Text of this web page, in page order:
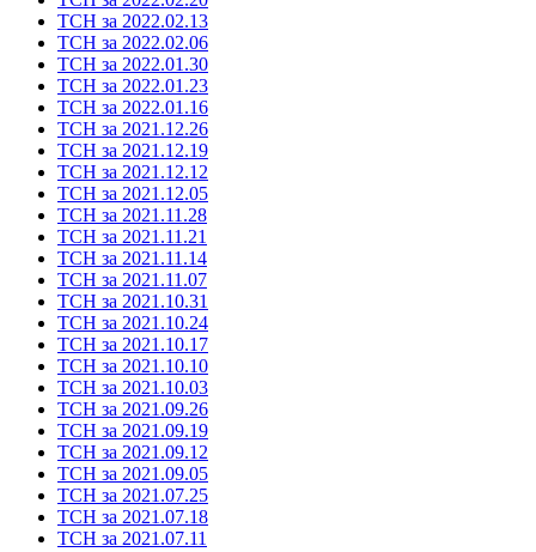
ТСН за 2022.02.13
ТСН за 2022.02.06
ТСН за 2022.01.30
ТСН за 2022.01.23
ТСН за 2022.01.16
ТСН за 2021.12.26
ТСН за 2021.12.19
ТСН за 2021.12.12
ТСН за 2021.12.05
ТСН за 2021.11.28
ТСН за 2021.11.21
ТСН за 2021.11.14
ТСН за 2021.11.07
ТСН за 2021.10.31
ТСН за 2021.10.24
ТСН за 2021.10.17
ТСН за 2021.10.10
ТСН за 2021.10.03
ТСН за 2021.09.26
ТСН за 2021.09.19
ТСН за 2021.09.12
ТСН за 2021.09.05
ТСН за 2021.07.25
ТСН за 2021.07.18
ТСН за 2021.07.11